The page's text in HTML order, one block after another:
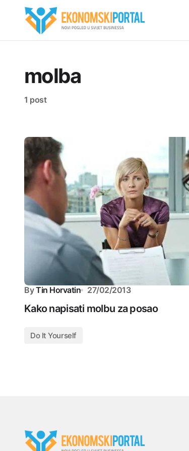
molba
1 post
By Tin Horvatin 27/02/2013
Kako napisati molbu za posao
Do It Yourself